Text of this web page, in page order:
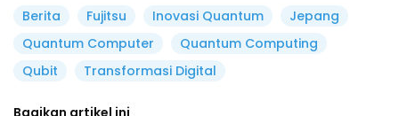
Berita
Fujitsu Inovasi Quantum
Jepang
Quantum Computer
Quantum Computing
Qubit
Transformasi Digital
Bagikan artikel ini